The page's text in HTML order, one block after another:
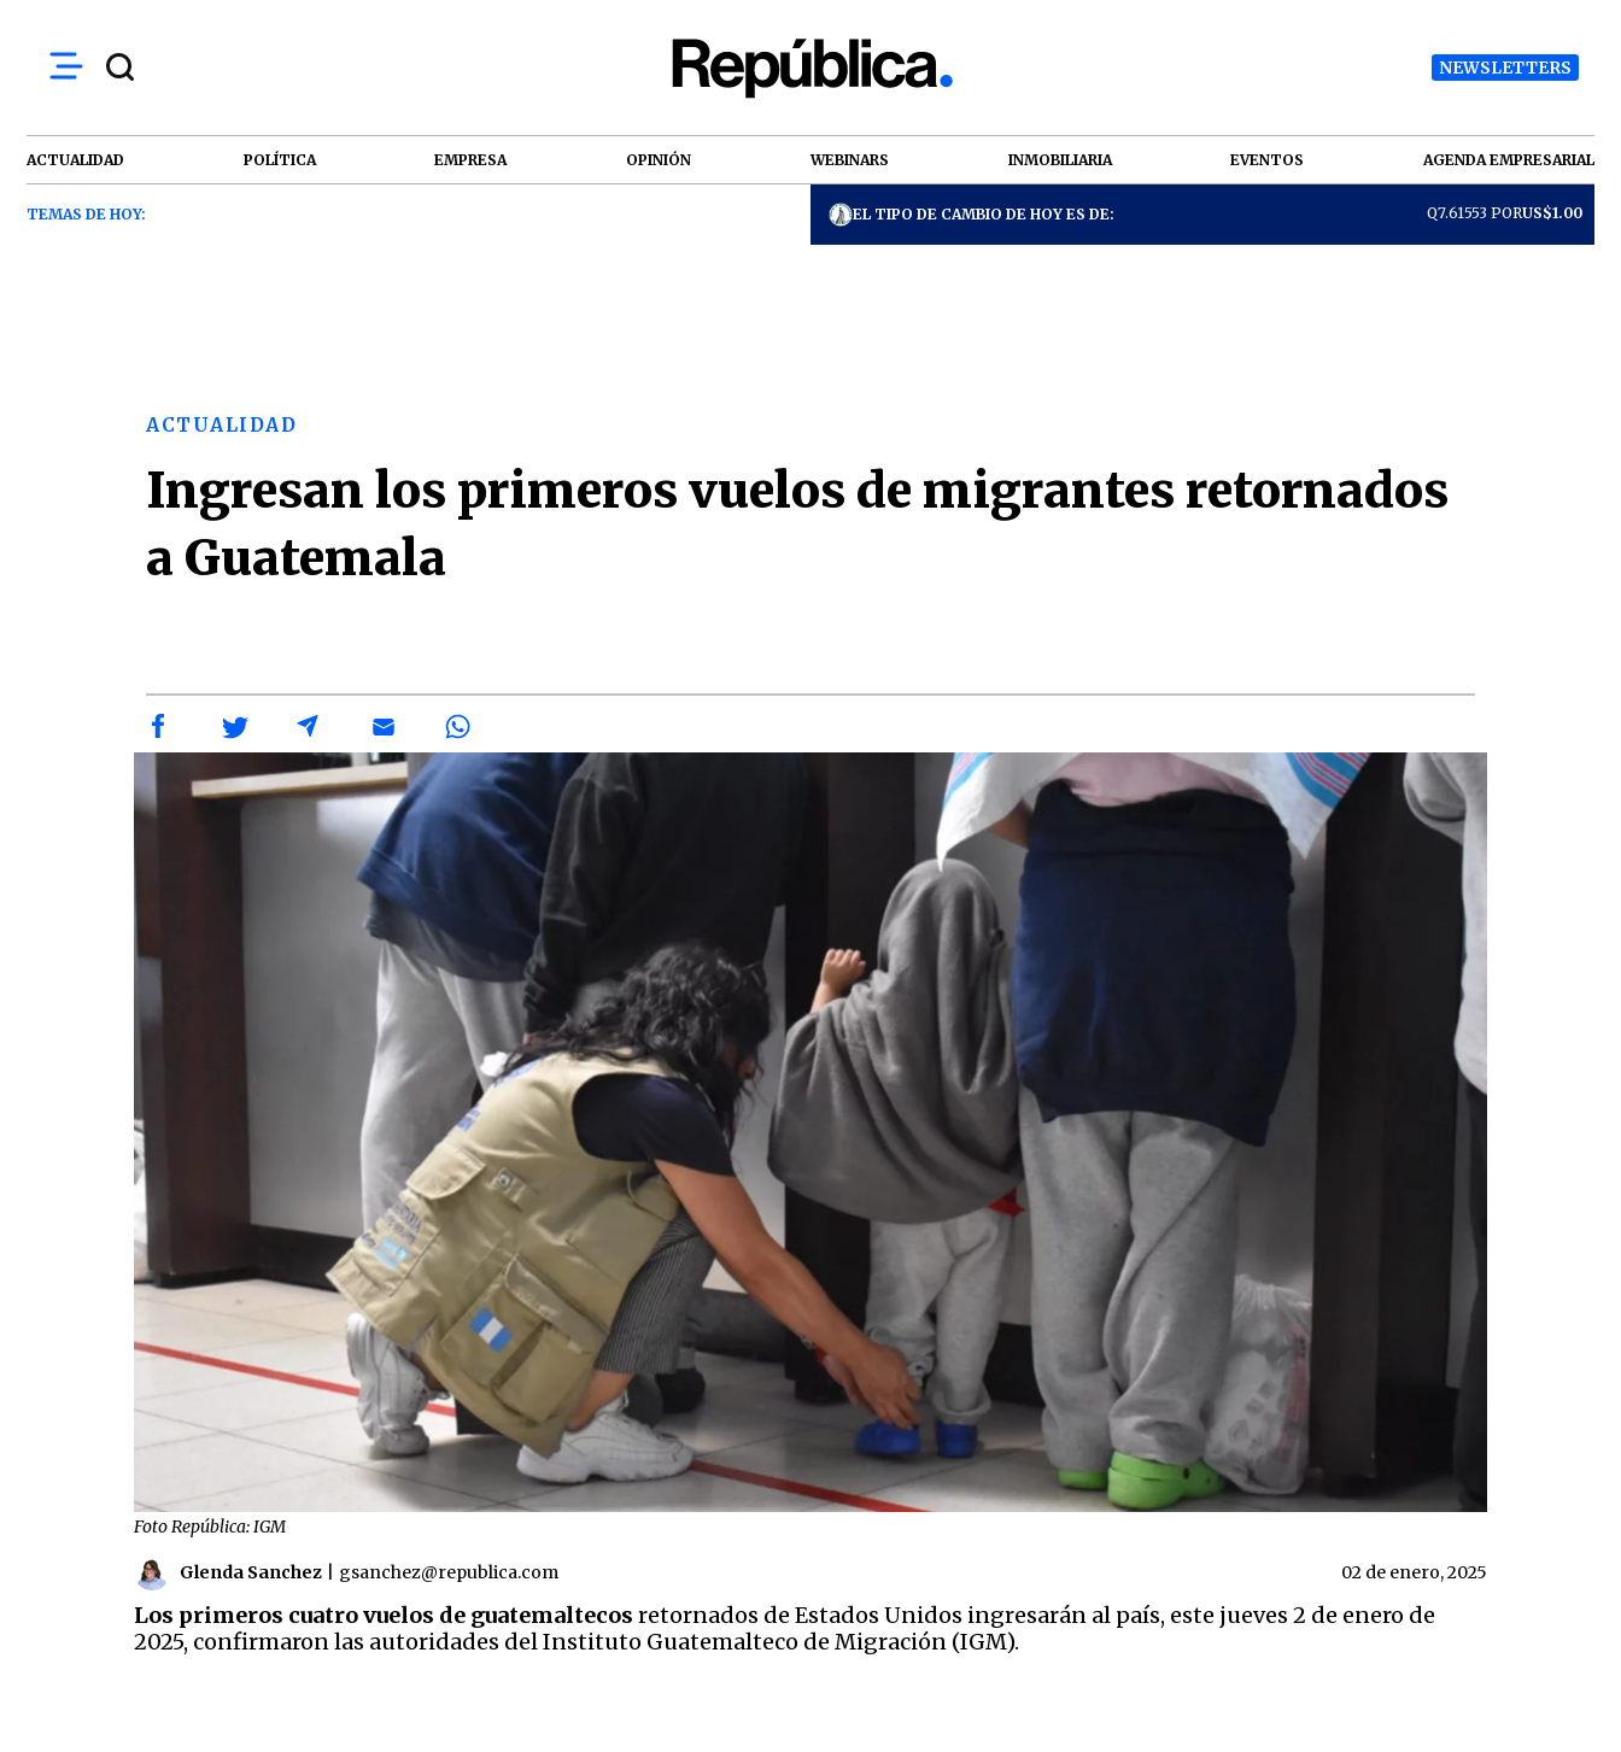
NEWSLETTERS
ACTUALIDAD POLÍTICA EMPRESA OPINIÓN WEBINARS INMOBILIARIA EVENTOS AGENDA EMPRESARIAL
TEMAS DE HOY: EL TIPO DE CAMBIO DE HOY ES DE: Q7.61553 PORUS$1.00
ACTUALIDAD
Ingresan los primeros vuelos de migrantes retornados
a Guatemala
Foto República: IGM
Glenda Sanchez gsanchez@republica.com 02 de enero, 2025
Los primeros cuatro vuelos de guatemaltecos retornados de Estados Unidos ingresarán al país, este jueves 2 de enero de
2025, confirmaron las autoridades del Instituto Guatemalteco de Migración (IGM).